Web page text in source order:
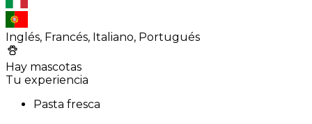
Inglés, Francés, Italiano, Portugués
Hay mascotas
Tu experiencia
Pasta fresca